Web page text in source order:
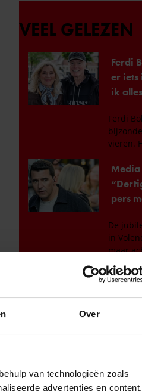
Over
van technologieën zoals
advertenties en content,